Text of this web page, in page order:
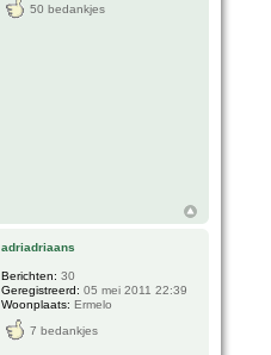
50 bedankjes
adriadriaans
Berichten: 30
Geregistreerd: 05 mei 2011 22:39
Woonplaats: Ermelo
7 bedankjes